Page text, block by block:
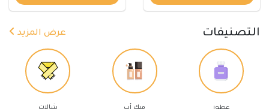
التصنيفات عرض المزيد